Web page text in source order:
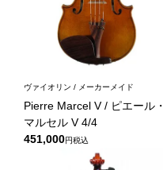
ヴァイオリン / メーカーメイド
Pierre Marcel V / ピエール・
マルセル V 4/4
451,000
税込